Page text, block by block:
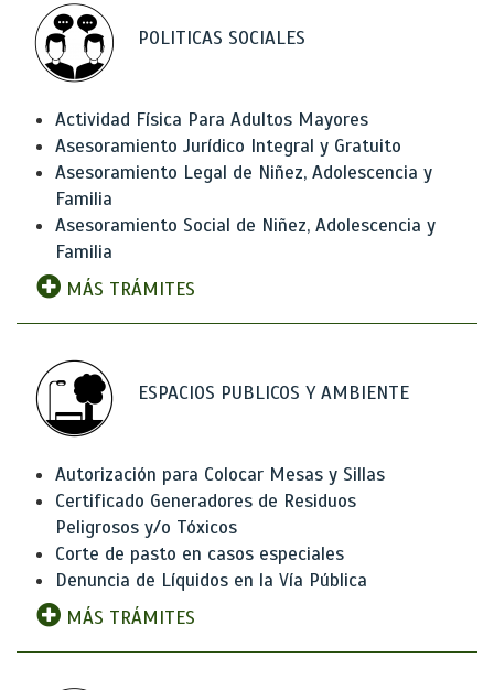
POLITICAS SOCIALES
Actividad Física Para Adultos Mayores
Asesoramiento Jurídico Integral y Gratuito
Asesoramiento Legal de Niñez, Adolescencia y
Familia
Asesoramiento Social de Niñez, Adolescencia y
Familia
MÁS TRÁMITES
ESPACIOS PUBLICOS Y AMBIENTE
Autorización para Colocar Mesas y Sillas
Certificado Generadores de Residuos
Peligrosos y/o Tóxicos
Corte de pasto en casos especiales
Denuncia de Líquidos en la Vía Pública
MÁS TRÁMITES